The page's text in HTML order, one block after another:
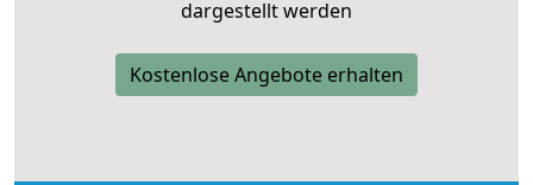
dargestellt werden
Kostenlose Angebote erhalten